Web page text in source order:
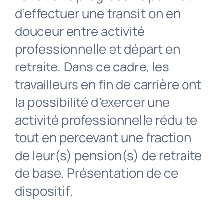
Carrière
Contact
d’effectuer une transition en
douceur entre activité
professionnelle et départ en
retraite. Dans ce cadre, les
travailleurs en fin de carrière ont
la possibilité d’exercer une
activité professionnelle réduite
tout en percevant une fraction
de leur(s) pension(s) de retraite
de base. Présentation de ce
dispositif.